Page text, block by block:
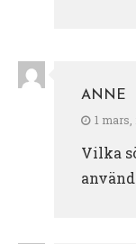
ANNE
1 mars,
Vilka